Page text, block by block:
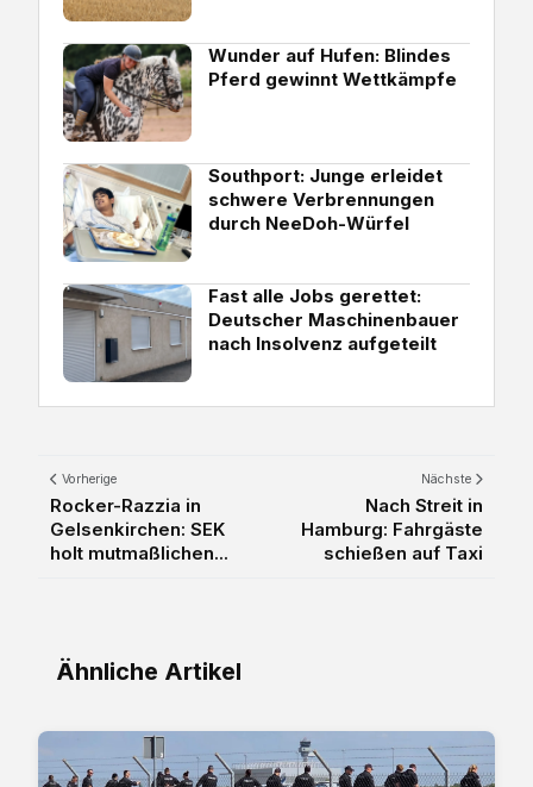
Wunder auf Hufen: Blindes
Pferd gewinnt Wettkämpfe
Southport: Junge erleidet
schwere Verbrennungen
durch NeeDoh-Würfel
Fast alle Jobs gerettet:
Deutscher Maschinenbauer
nach Insolvenz aufgeteilt
Vorherige
Rocker-Razzia in
Gelsenkirchen: SEK
holt mutmaßlichen...
Nächste
Nach Streit in
Hamburg: Fahrgäste
schießen auf Taxi
Ähnliche Artikel